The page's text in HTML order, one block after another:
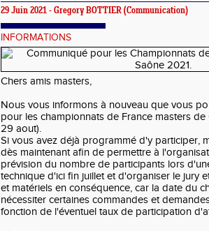
29 Juin 2021 - Gregory BOTTIER (Communication)
INFORMATIONS
Chers amis masters,
Nous vous informons à nouveau que vous
pour les championnats de France masters
29 aout).
Si vous avez déjà programmé d'y participer,
dès maintenant afin de permettre à
prévision du nombre de participants lors
technique d'ici fin juillet et d'organiser le jury
et matériels en conséquence, car la date du
nécessiter certaines commandes et
fonction de l'éventuel taux de participation